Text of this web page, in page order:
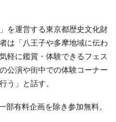
を運営する東京都歴史文化財
は「八王子や多摩地域に伝わ
軽に鑑賞・体験できるフェス
公演や街中での体験コーナー
う」と話す。
部有料企画を除き参加無料。